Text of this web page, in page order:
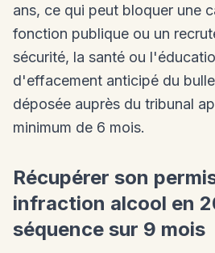
ans, ce qui peut bloquer une
fonction publique ou un
sécurité, la santé ou
d'effacement anticipé du
déposée auprès du tribunal
minimum de 6 mois.
Récupérer son
infraction alcool en
séquence sur 9 mois